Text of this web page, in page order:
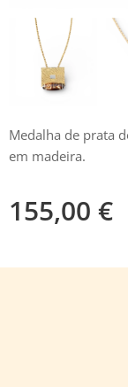
Medalha de prata
em madeira.
155,00 €